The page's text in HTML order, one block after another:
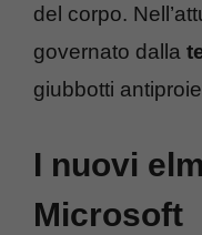
del corpo.
governato dalla
giubbotti
I nuovi
Microsoft